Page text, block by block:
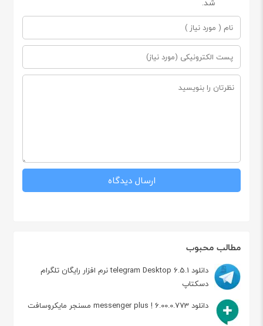
مطالب محبوب
دانلود telegram Desktop 6.5.1 نرم افزار رایگان تلگرام
دسکتاپ
دانلود messenger plus ! 6.00.0.773 مسنجر مایکروسافت